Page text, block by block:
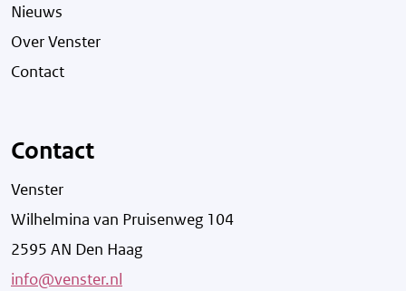
Nieuws
Over Venster
Contact
Contact
Venster
Wilhelmina van Pruisenweg 104
2595 AN Den Haag
info@venster.nl